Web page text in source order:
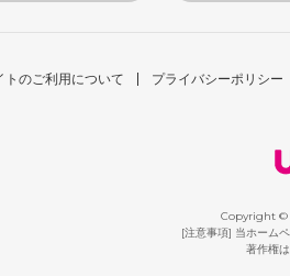
トのご利用について プライバシーポリシー
Copyright ©
[注意事項] 当ホーム
著作権